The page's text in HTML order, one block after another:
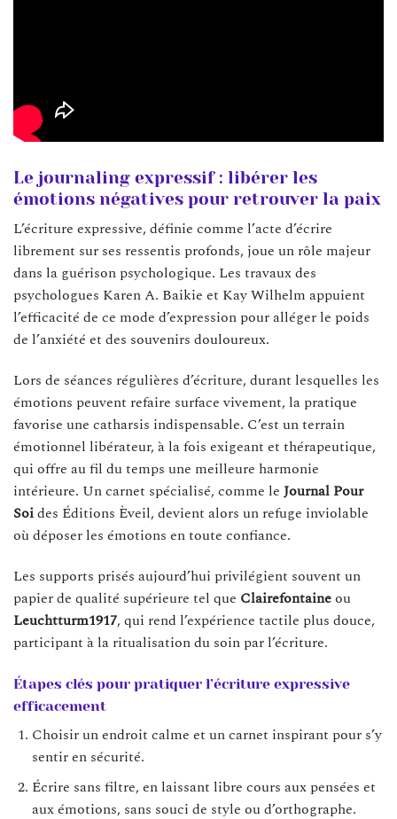
Le journaling expressif : libérer les
émotions négatives pour retrouver la paix
L’écriture expressive, définie comme l’acte d’écrire
librement sur ses ressentis profonds, joue un rôle majeur
dans la guérison psychologique. Les travaux des
psychologues Karen A. Baikie et Kay Wilhelm appuient
l’efficacité de ce mode d’expression pour alléger le poids
de l’anxiété et des souvenirs douloureux.
Lors de séances régulières d’écriture, durant lesquelles les
émotions peuvent refaire surface vivement, la pratique
favorise une catharsis indispensable. C’est un terrain
émotionnel libérateur, à la fois exigeant et thérapeutique,
qui offre au fil du temps une meilleure harmonie
intérieure. Un carnet spécialisé, comme le Journal Pour
Soides Éditions Èveil, devient alors un refuge inviolable
où déposer les émotions en toute confiance.
Les supports prisés aujourd’hui privilégient souvent un
papier de qualité supérieure tel que Clairefontaineou
Leuchtturm1917, qui rend l’expérience tactile plus douce,
participant à la ritualisation du soin par l’écriture.
Étapes clés pour pratiquer l’écriture expressive
efficacement
Choisir un endroit calme et un carnet inspirant pour s’y
sentir en sécurité.
Écrire sans filtre, en laissant libre cours aux pensées et
aux émotions, sans souci de style ou d’orthographe.